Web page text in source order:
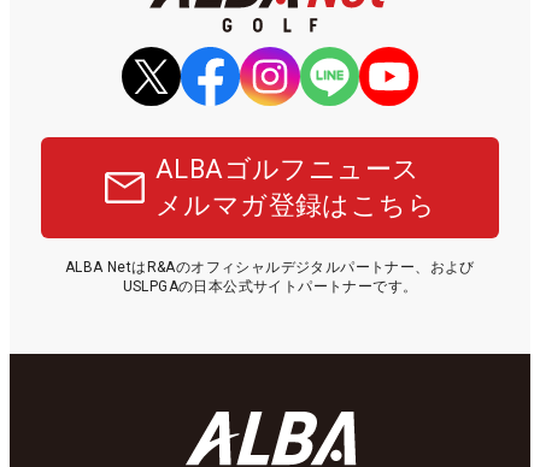
ALBAゴルフニュース
メルマガ登録はこちら
ALBA NetはR&Aのオフィシャルデジタルパートナー、および
USLPGAの日本公式サイトパートナーです。